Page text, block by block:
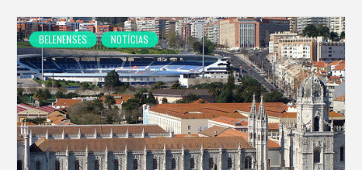
BELENENSES NOTÍCIAS